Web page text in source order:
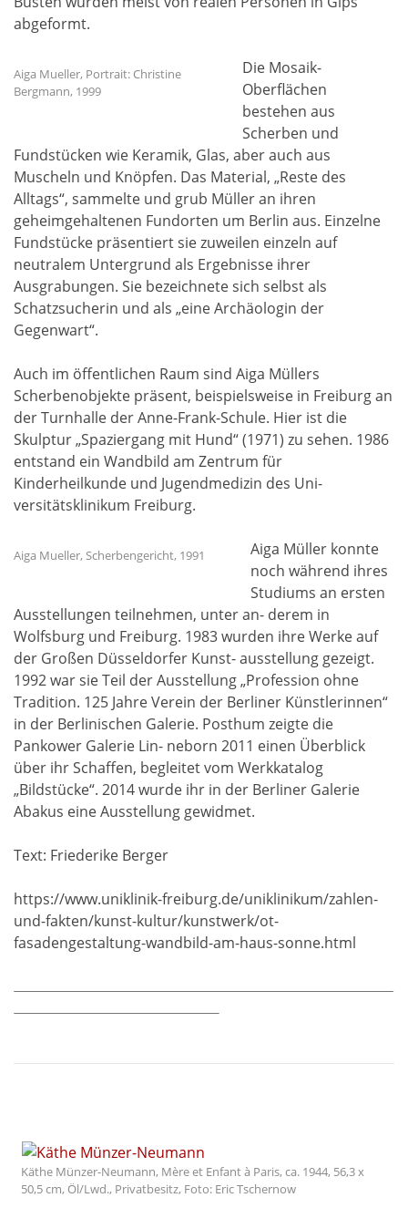
abgeformt.
Aiga Mueller, Portrait: Christine
Bergmann, 1999
Die Mosaik-
Oberflächen
bestehen aus
Scherben und
Fundstücken wie Keramik, Glas, aber auch aus
Muscheln und Knöpfen. Das Material, „Reste des
Alltags“, sammelte und grub Müller an ihren
geheimgehaltenen Fundorten um Berlin aus. Einzelne
Fundstücke präsentiert sie zuweilen einzeln auf
neutralem Untergrund als Ergebnisse ihrer
Ausgrabungen. Sie bezeichnete sich selbst als
Schatzsucherin und als „eine Archäologin der
Gegenwart“.
Auch im öffentlichen Raum sind Aiga Müllers
Scherbenobjekte präsent, beispielsweise in Freiburg an
der Turnhalle der Anne-Frank-Schule. Hier ist die
Skulptur „Spaziergang mit Hund“ (1971) zu sehen. 1986
entstand ein Wandbild am Zentrum für
Kinderheilkunde und Jugendmedizin des Uni-
versitätsklinikum Freiburg.
Aiga Mueller, Scherbengericht, 1991
Aiga Müller konnte
noch während ihres
Studiums an ersten
Ausstellungen teilnehmen, unter an- derem in
Wolfsburg und Freiburg. 1983 wurden ihre Werke auf
der Großen Düsseldorfer Kunst- ausstellung gezeigt.
1992 war sie Teil der Ausstellung „Profession ohne
Tradition. 125 Jahre Verein der Berliner Künstlerinnen“
in der Berlinischen Galerie. Posthum zeigte die
Pankower Galerie Lin- neborn 2011 einen Überblick
über ihr Schaffen, begleitet vom Werkkatalog
„Bildstücke“. 2014 wurde ihr in der Berliner Galerie
Abakus eine Ausstellung gewidmet.
Text: Friederike Berger
https://www.uniklinik-freiburg.de/uniklinikum/zahlen-
und-fakten/kunst-kultur/kunstwerk/ot-
fasadengestaltung-wandbild-am-haus-sonne.html
Käthe Münzer-Neumann, Mère et Enfant à Paris, ca. 1944, 56,3 x
50,5 cm, Öl/Lwd., Privatbesitz, Foto: Eric Tschernow